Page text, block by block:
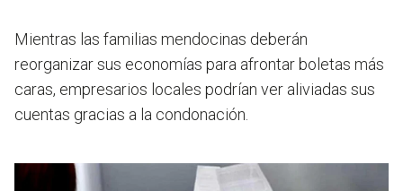
Mientras las familias mendocinas deberán
reorganizar sus economías para afrontar boletas más
caras, empresarios locales podrían ver aliviadas sus
cuentas gracias a la condonación.